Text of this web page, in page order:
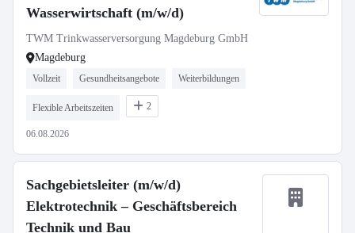
Wasserwirtschaft (m/w/d)
TWM Trinkwasserversorgung Magdeburg GmbH
Magdeburg
Vollzeit Gesundheitsangebote Weiterbildungen
Flexible Arbeitszeiten 2
06.08.2026
Sachgebietsleiter (m/w/d)
Elektrotechnik – Geschäftsbereich
Technik und Bau